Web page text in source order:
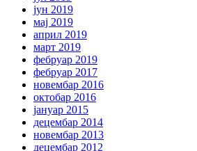
јун 2019
мај 2019
април 2019
март 2019
фебруар 2019
фебруар 2017
новембар 2016
октобар 2016
јануар 2015
децембар 2014
новембар 2013
децембар 2012